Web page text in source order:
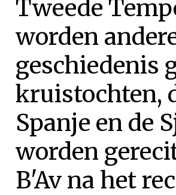
Tweede
worden
geschiedenis
kruistochten,
Spanje en de
worden
B'Av na het